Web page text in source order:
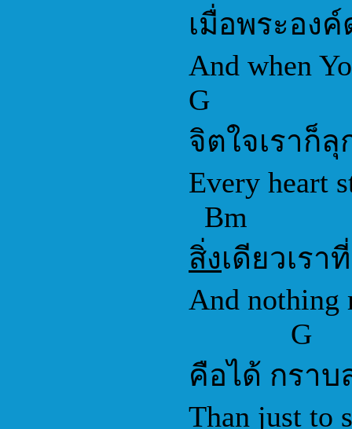
เมื่อพระองค์
And when
G
จิตใจเราก็ลุ
Every heart
Bm
สิ่งเดียวเรา
And nothing
G
คือได้ กราบ
Than just to